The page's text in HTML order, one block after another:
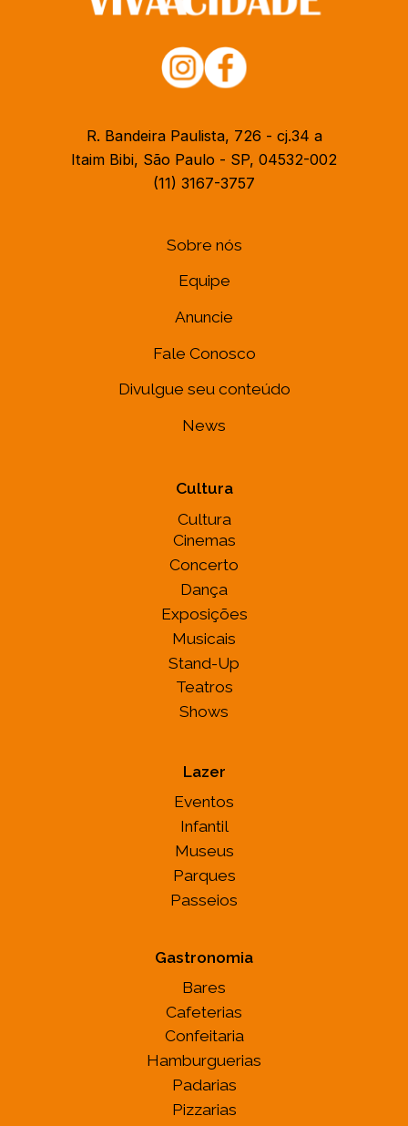
R. Bandeira Paulista, 726 - cj.34 a
Itaim Bibi, São Paulo - SP, 04532-002
(11) 3167-3757
Sobre nós
Equipe
Anuncie
Fale Conosco
Divulgue seu conteúdo
News
Cultura
Cultura
Cinemas
Concerto
Dança
Exposições
Musicais
Stand-Up
Teatros
Shows
Lazer
Eventos
Infantil
Museus
Parques
Passeios
Gastronomia
Bares
Cafeterias
Confeitaria
Hamburguerias
Padarias
Pizzarias